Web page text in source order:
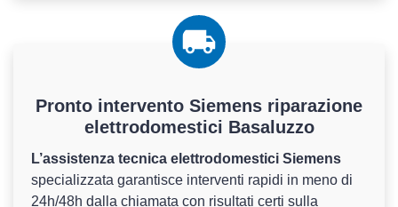
Pronto intervento Siemens riparazione
elettrodomestici Basaluzzo
L’assistenza tecnica elettrodomestici Siemens
specializzata garantisce interventi rapidi in meno di
24h/48h dalla chiamata con risultati certi sulla